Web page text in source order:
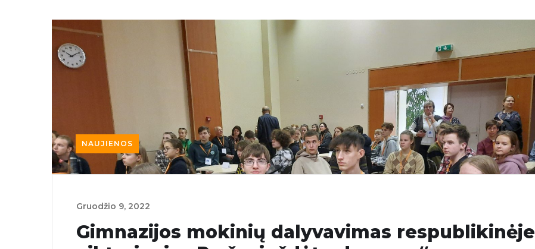
NAUJIENOS
Gruodžio‏‏‎ ‎9‎‎‏‏‎, 2022
Gimnazijos mokinių dalyvavimas respublikinėje